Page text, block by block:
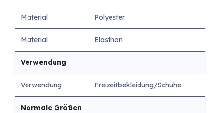
Material Polyester
Material Elasthan
Verwendung
Verwendung Freizeitbekleidung/Schuhe
Normale Größen